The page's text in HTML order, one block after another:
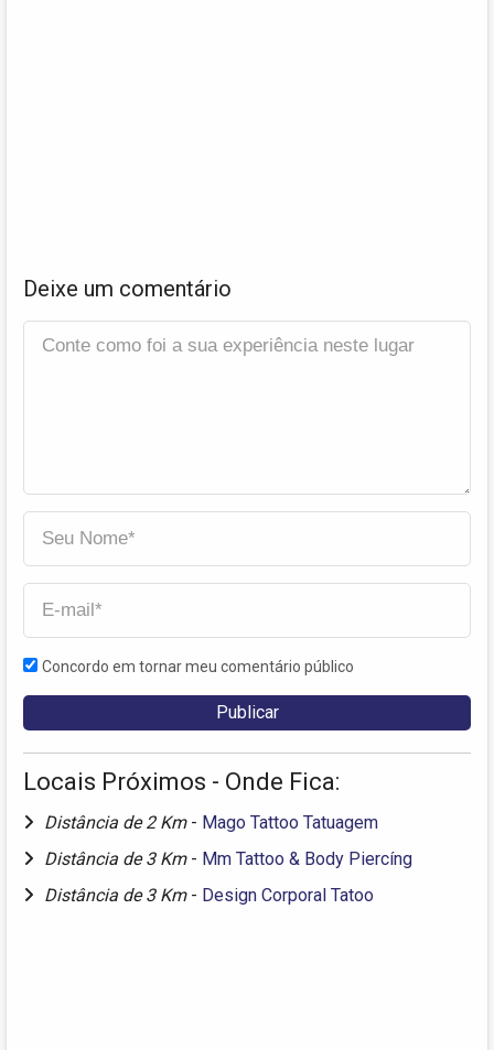
Deixe um comentário
Concordo em tornar meu comentário público
Locais Próximos - Onde Fica:
Distância de 2 Km - Mago Tattoo Tatuagem
Distância de 3 Km - Mm Tattoo & Body Piercíng
Distância de 3 Km - Design Corporal Tatoo